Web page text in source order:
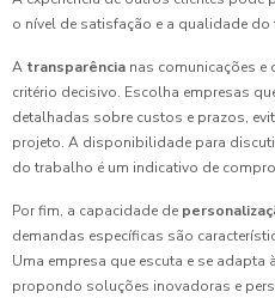
o nível de satisfação e a qualidade
A transparência nas comunicações e
critério decisivo. Escolha empresas
detalhadas sobre custos e prazos,
projeto. A disponibilidade para
do trabalho é um indicativo de
Por fim, a capacidade de
demandas específicas são
Uma empresa que escuta e se adapta
propondo soluções inovadoras e